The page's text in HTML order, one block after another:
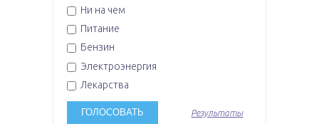
Ни на чем
Питание
Бензин
Электроэнергия
Лекарства
Результаты